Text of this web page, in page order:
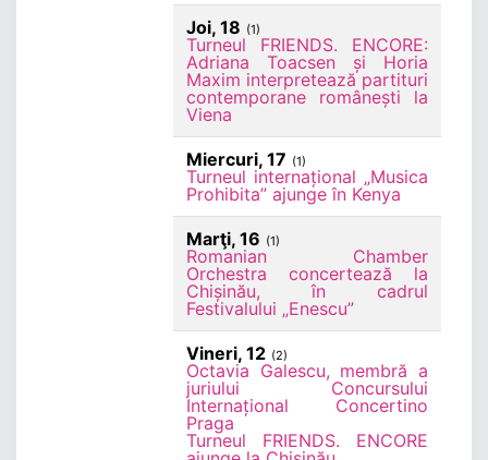
Joi, 18 (1)
Turneul FRIENDS. ENCORE:
Adriana Toacsen și Horia
Maxim interpretează partituri
contemporane românești la
Viena
Miercuri, 17 (1)
Turneul internațional „Musica
Prohibita” ajunge în Kenya
Marţi, 16 (1)
Romanian Chamber
Orchestra concertează la
Chișinău, în cadrul
Festivalului „Enescu”
Vineri, 12 (2)
Octavia Galescu, membră a
juriului Concursului
Internațional Concertino
Praga
Turneul FRIENDS. ENCORE